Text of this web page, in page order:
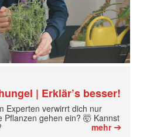
| Erklär’s besser!
Experten verwirrt dich nur
Pflanzen gehen ein? 🤯 Kannst
mehr➔